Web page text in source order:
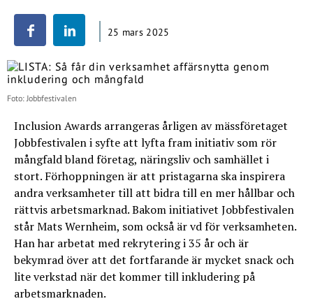
25 mars 2025
Foto: Jobbfestivalen
Inclusion Awards arrangeras årligen av mässföretaget
Jobbfestivalen i syfte att lyfta fram initiativ som rör
mångfald bland företag, näringsliv och samhället i
stort. Förhoppningen är att pristagarna ska inspirera
andra verksamheter till att bidra till en mer hållbar och
rättvis arbetsmarknad. Bakom initiativet Jobbfestivalen
står Mats Wernheim, som också är vd för verksamheten.
Han har arbetat med rekrytering i 35 år och är
bekymrad över att det fortfarande är mycket snack och
lite verkstad när det kommer till inkludering på
arbetsmarknaden.